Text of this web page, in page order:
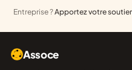
Entreprise ?Apportez votre
Assoce